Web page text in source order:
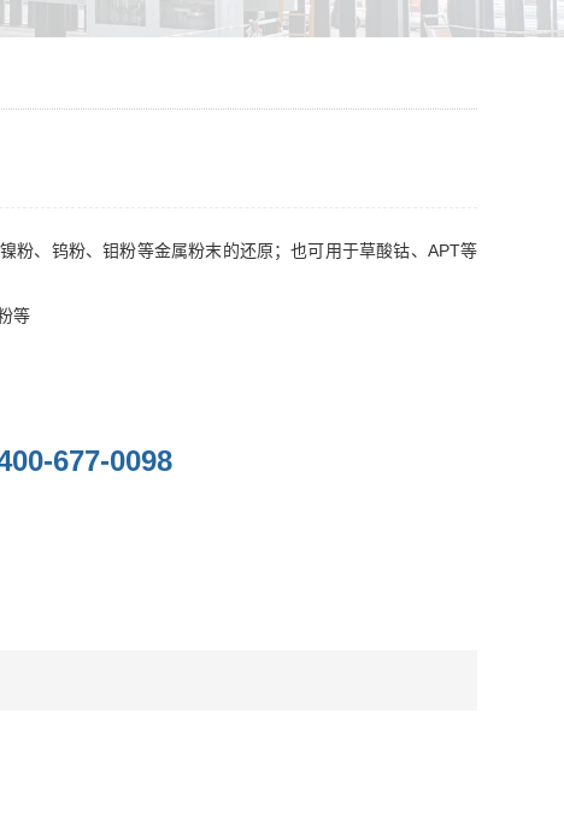
粉、钨粉、钼粉等金属粉末的还原；也可用于草酸钴、APT等
等
677-0098